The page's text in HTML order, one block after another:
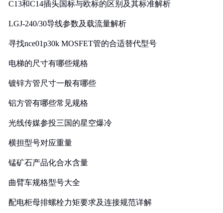
C13和C14插头国标与欧标的区别及其标准解析
LGJ-240/30导线参数及载流量解析
寻找nce01p30k MOSFET管的合适替代型号
电梯的尺寸有哪些规格
镀锌方管尺寸一般有哪些
铝方管有哪些常见规格
光线传媒参投三国的星空爆冷
横担型号对应重量
锰矿石产品化合水含量
曲臂车规格型号大全
配电柜母排螺栓力矩要求及连接规范详解